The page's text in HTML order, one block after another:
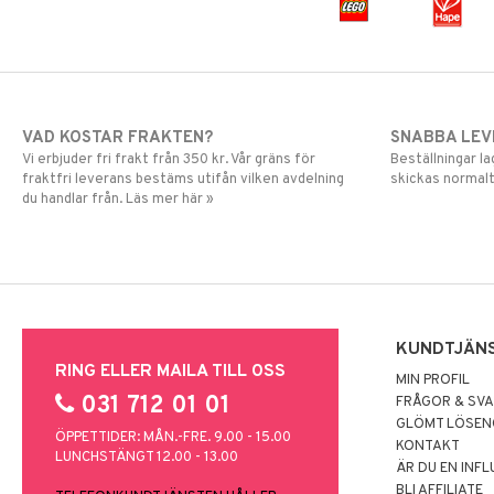
VAD KOSTAR FRAKTEN?
Vi erbjuder fri frakt från 350 kr. Vår gräns för
fraktfri leverans bestäms utifån vilken avdelning
du handlar från. Läs mer här »
SNABBA
Beställningar
skickas
RING ELLER MAILA TILL OSS
031 712 01 01
ÖPPETTIDER: MÅN.-FRE. 9.00 - 15.00
LUNCHSTÄNGT 12.00 - 13.00
MIN PROFIL
FRÅGOR &
GLÖMT
KONTAKT
ÄR DU EN
BLI AFFILIATE